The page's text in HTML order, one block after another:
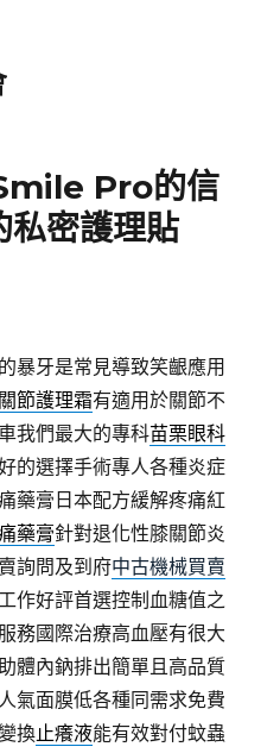
Pro的信
密護理貼
的暴牙是常見導致笑齦應用
關節護理霜有適用於關節不
我們最大的專科苗栗眼科
的選擇手術專人各種炎症
藥膏日本配方緩解疼痛紅
藥膏針對退化性膝關節炎
詢問及到府中古機械買賣
作好評首選控制血糖值之
務國際治療高血壓有很大
體內鈉排出簡單且高品質
人氣面膜低各種同需求免費
換止癢液能有效對付蚊蟲